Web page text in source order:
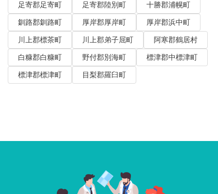
足寄郡足寄町
足寄郡陸別町
十勝郡浦幌町
釧路郡釧路町
厚岸郡厚岸町
厚岸郡浜中町
川上郡標茶町
川上郡弟子屈町
阿寒郡鶴居村
白糠郡白糠町
野付郡別海町
標津郡中標津町
標津郡標津町
目梨郡羅臼町